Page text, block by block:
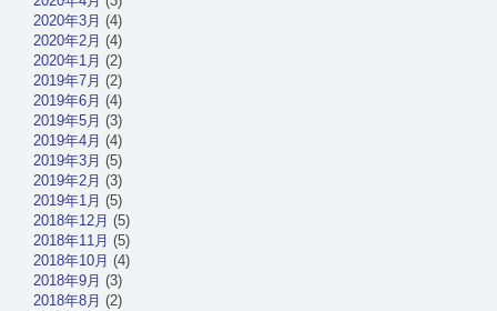
2020年3月 (4)
2020年2月 (4)
2020年1月 (2)
2019年7月 (2)
2019年6月 (4)
2019年5月 (3)
2019年4月 (4)
2019年3月 (5)
2019年2月 (3)
2019年1月 (5)
2018年12月 (5)
2018年11月 (5)
2018年10月 (4)
2018年9月 (3)
2018年8月 (2)